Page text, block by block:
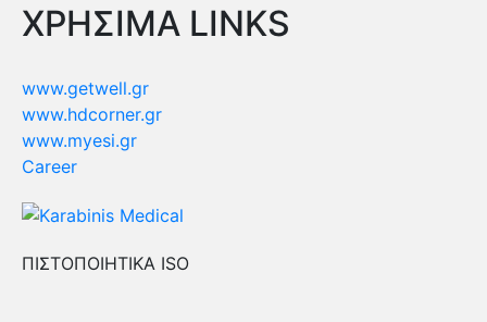
ΧΡΗΣΙΜΑ LINKS
www.getwell.gr
www.hdcorner.gr
www.myesi.gr
Career
ΠΙΣΤΟΠΟΙΗΤΙΚΑ ISO